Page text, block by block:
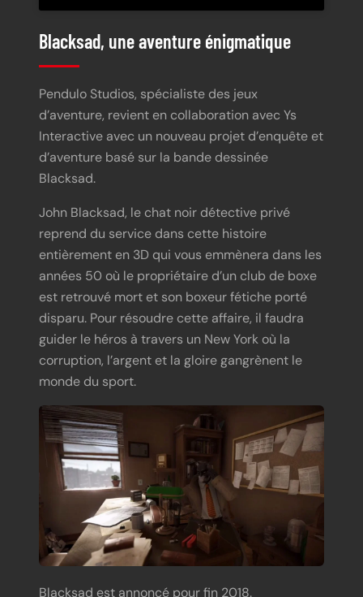
Blacksad, une aventure énigmatique
Pendulo Studios, spécialiste des jeux
d’aventure, revient en collaboration avec Ys
Interactive avec un nouveau projet d’enquête et
d’aventure basé sur la bande dessinée
Blacksad.
John Blacksad, le chat noir détective privé
reprend du service dans cette histoire
entièrement en 3D qui vous emmènera dans les
années 50 où le propriétaire d’un club de boxe
est retrouvé mort et son boxeur fétiche porté
disparu. Pour résoudre cette affaire, il faudra
guider le héros à travers un New York où la
corruption, l’argent et la gloire gangrènent le
monde du sport.
Blacksad est annoncé pour fin 2018.